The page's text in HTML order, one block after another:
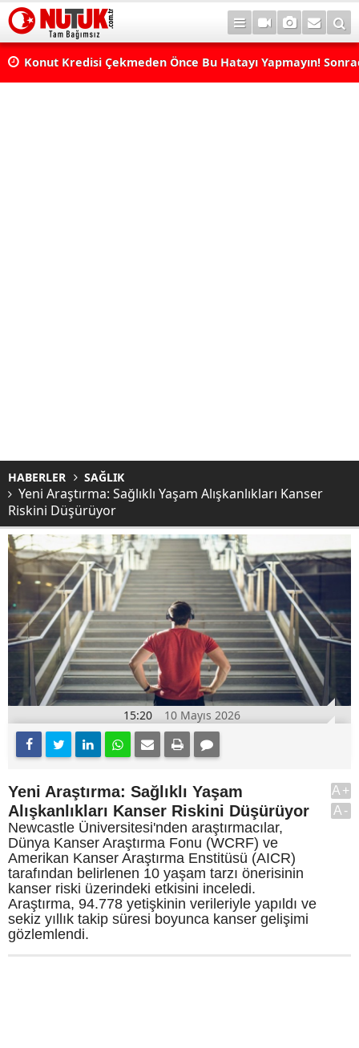
Konut Kredisi Çekmeden Önce Bu Hatayı Yapmayın!
HABERLER SAĞLIK
Yeni Araştırma: Sağlıklı Yaşam Alışkanlıkları Kanser
Riskini Düşürüyor
15:20 10 Mayıs 2026
Yeni Araştırma: Sağlıklı Yaşam
Alışkanlıkları Kanser Riskini Düşürüyor
Newcastle Üniversitesi'nden araştırmacılar,
Dünya Kanser Araştırma Fonu (WCRF) ve
Amerikan Kanser Araştırma Enstitüsü (AICR)
tarafından belirlenen 10 yaşam tarzı önerisinin
kanser riski üzerindeki etkisini inceledi.
Araştırma, 94.778 yetişkinin verileriyle yapıldı ve
sekiz yıllık takip süresi boyunca kanser gelişimi
gözlemlendi.
A+
A-